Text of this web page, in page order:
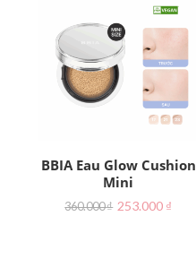
BBIA Eau Glow Cushion
Mini
360.000₫ 253.000 ₫